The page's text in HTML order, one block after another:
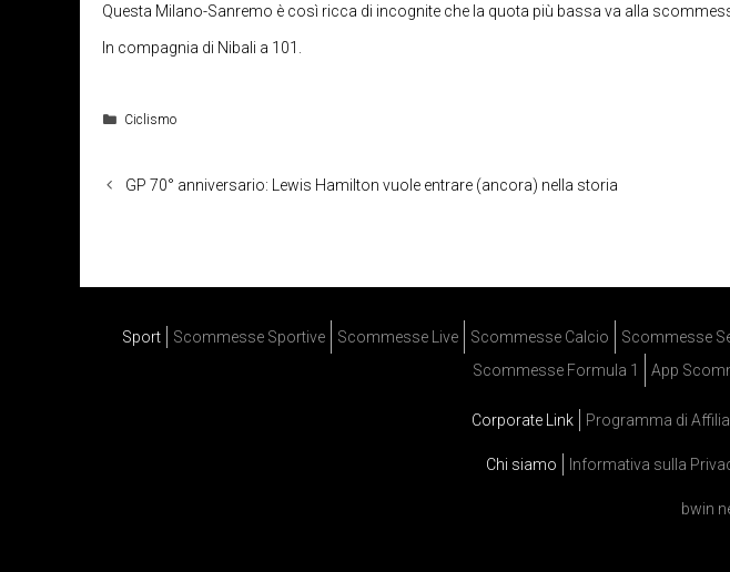
Questa Milano-Sanremo è così ricca di incognite che la quota più bassa va alla
In compagnia di Nibali a 101.
Categorie
Ciclismo
GP 70° anniversario: Lewis Hamilton vuole entrare (ancora) nella storia
Sport Scommesse Sportive Scommesse Live Scommesse Calcio Scommesse
Scommesse Formula 1
App
Corporate Link Programma di
Chi siamo Informativa sulla
bwin